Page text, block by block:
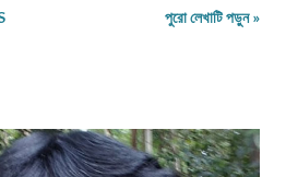
১৬০০ শব্দে। তবে এ বাঁধন 'অবশ্যমান্য' নয়। সম্পূর্ণ
ফোন ও whatsapp নম্বর। (ছবি দেওয়ার দরকার
পুরো লেখাটি পড়ুন »